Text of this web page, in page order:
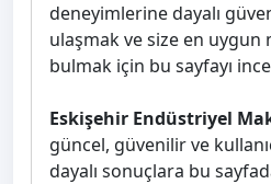
deneyimlerine dayalı
ulaşmak ve size en uygun
bulmak için bu sayfayı
Eskişehir Endüstriyel
güncel, güvenilir ve
dayalı sonuçlara bu